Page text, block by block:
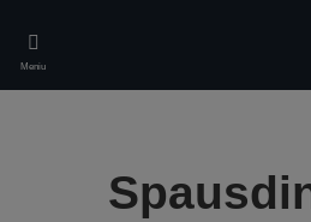
main
content
Meniu